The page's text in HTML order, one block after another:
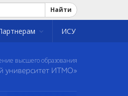
Найти
ИСУ
высшего образования
университет ИТМО»